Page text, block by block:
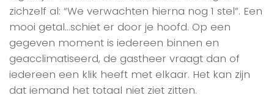
zichzelf al: “We verwachten hierna nog 1 stel”. Een
mooi getal…schiet er door je hoofd. Op een
gegeven moment is iedereen binnen en
geacclimatiseerd, de gastheer vraagt dan of
iedereen een klik heeft met elkaar. Het kan zijn
dat iemand het totaal niet ziet zitten.